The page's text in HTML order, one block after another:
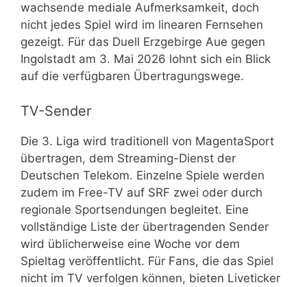
wachsende mediale Aufmerksamkeit, doch
nicht jedes Spiel wird im linearen Fernsehen
gezeigt. Für das Duell Erzgebirge Aue gegen
Ingolstadt am 3. Mai 2026 lohnt sich ein Blick
auf die verfügbaren Übertragungswege.
TV-Sender
Die 3. Liga wird traditionell von MagentaSport
übertragen, dem Streaming-Dienst der
Deutschen Telekom. Einzelne Spiele werden
zudem im Free-TV auf SRF zwei oder durch
regionale Sportsendungen begleitet. Eine
vollständige Liste der übertragenden Sender
wird üblicherweise eine Woche vor dem
Spieltag veröffentlicht. Für Fans, die das Spiel
nicht im TV verfolgen können, bieten Liveticker